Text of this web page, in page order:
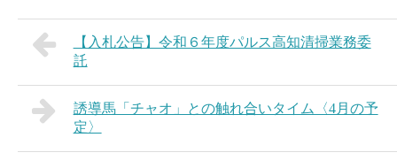
【入札公告】令和６年度パルス高知清掃業務委
託
誘導馬「チャオ」との触れ合いタイム〈4月の予
定〉